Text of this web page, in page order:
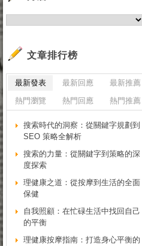
文章排行榜
最新發表 最新回應
最新推薦
熱門瀏覽
熱門回應 熱門推薦
搜索時代的洞察：從關鍵字規劃到
SEO 策略全解析
搜索的力量：從關鍵字到策略的深
度探索
理健康之道：從按摩到生活的全面
保健
自我照顧：在忙碌生活中找回自己
的平衡
理健康按摩指南：打造身心平衡的